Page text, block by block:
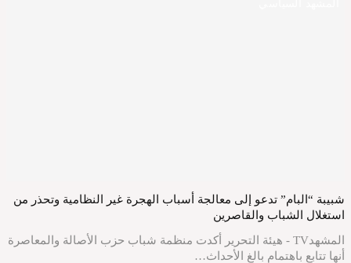
شبيبة “البام” تدعو إلى معالجة أسباب الهجرة غير النظامية وتحذر من
استغلال الشباب والقاصرين
المشهدTV - هيئة التحرير أكدت منظمة شباب حزب الأصالة والمعاصرة
أنها تتابع باهتمام بالغ الأحداث…